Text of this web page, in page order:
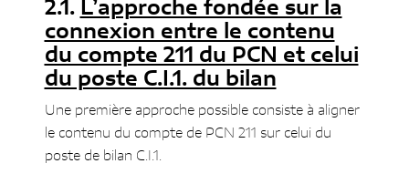
L’approche fondée sur la
connexion entre le contenu
du compte 211 du PCN et celui
du poste C.I.1. du bilan
Une première approche possible consiste à aligner
le contenu du compte de PCN 211 sur celui du
poste de bilan C.I.1.